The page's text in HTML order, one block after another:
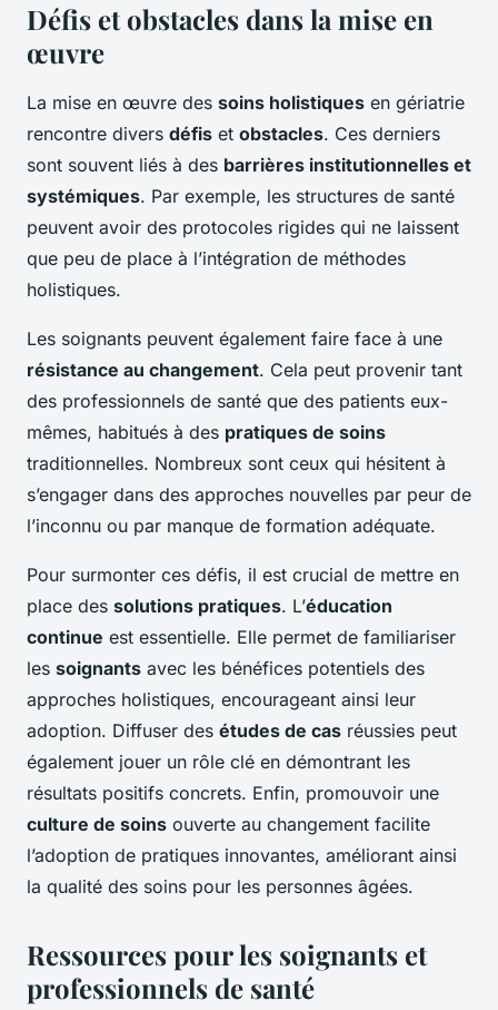
Défis et obstacles dans la mise en
œuvre
La mise en œuvre des soins holistiques en gériatrie
rencontre divers défis et obstacles. Ces derniers
sont souvent liés à des barrières institutionnelles et
systémiques. Par exemple, les structures de santé
peuvent avoir des protocoles rigides qui ne laissent
que peu de place à l’intégration de méthodes
holistiques.
Les soignants peuvent également faire face à une
résistance au changement. Cela peut provenir tant
des professionnels de santé que des patients eux-
mêmes, habitués à des pratiques de soins
traditionnelles. Nombreux sont ceux qui hésitent à
s’engager dans des approches nouvelles par peur de
l’inconnu ou par manque de formation adéquate.
Pour surmonter ces défis, il est crucial de mettre en
place des solutions pratiques. L’éducation
continue est essentielle. Elle permet de familiariser
les soignants avec les bénéfices potentiels des
approches holistiques, encourageant ainsi leur
adoption. Diffuser des études de cas réussies peut
également jouer un rôle clé en démontrant les
résultats positifs concrets. Enfin, promouvoir une
culture de soins ouverte au changement facilite
l’adoption de pratiques innovantes, améliorant ainsi
la qualité des soins pour les personnes âgées.
Ressources pour les soignants et
professionnels de santé